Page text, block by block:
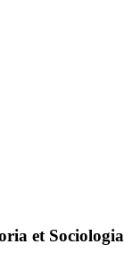
et Sociologia